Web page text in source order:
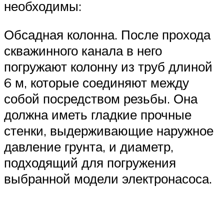
необходимы:
Обсадная колонна. После прохода
скважинного канала в него
погружают колонну из труб длиной
6 м, которые соединяют между
собой посредством резьбы. Она
должна иметь гладкие прочные
стенки, выдерживающие наружное
давление грунта, и диаметр,
подходящий для погружения
выбранной модели электронасоса.